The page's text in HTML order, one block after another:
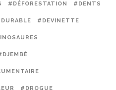
#DÉFORESTATION #DENTS
#DEVINETTE
#DROGUE